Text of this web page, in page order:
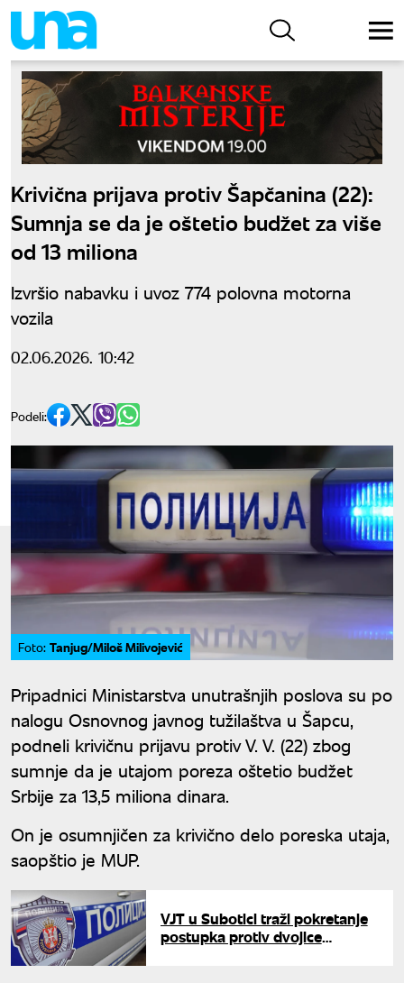
Krivična prijava protiv Šapčanina (22):
Sumnja se da je oštetio budžet za više
od 13 miliona
Izvršio nabavku i uvoz 774 polovna motorna
vozila
02.06.2026. 10:42
Podeli:
Foto: Tanjug/Miloš Milivojević
Pripadnici Ministarstva unutrašnjih poslova su po
nalogu Osnovnog javnog tužilaštva u Šapcu,
podneli krivičnu prijavu protiv V. V. (22) zbog
sumnje da je utajom poreza oštetio budžet
Srbije za 13,5 miliona dinara.
On je osumnjičen za krivično delo poreska utaja,
saopštio je MUP.
VJT u Subotici traži pokretanje
postupka protiv dvojice